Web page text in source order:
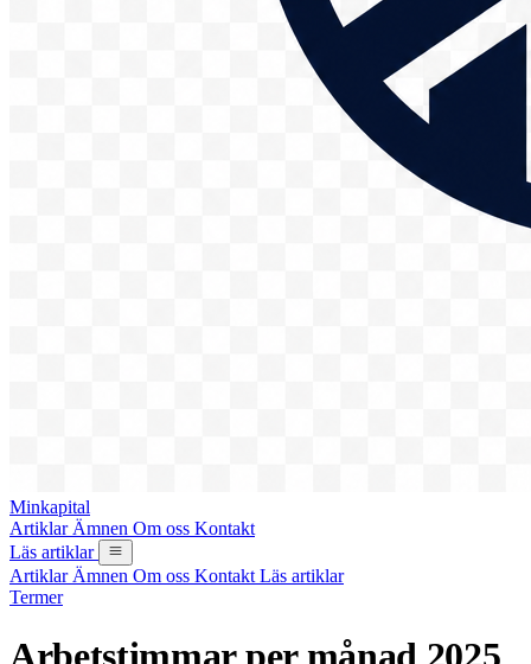
Minkapital
Artiklar Ämnen Om oss Kontakt
Läs artiklar
Artiklar Ämnen Om oss Kontakt Läs artiklar
Termer
Arbetstimmar per månad 2025